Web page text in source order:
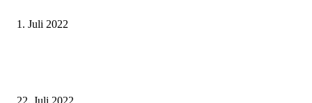
1. Juli 2022
22. Juli 2022